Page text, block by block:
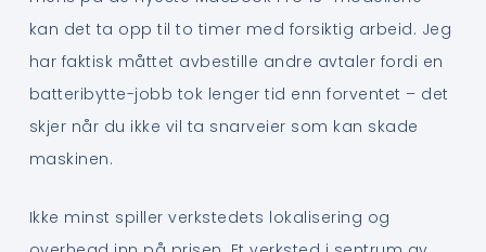
kan det ta opp til to timer med forsiktig arbeid. Jeg
har faktisk måttet avbestille andre avtaler fordi en
batteribytte-jobb tok lenger tid enn forventet – det
skjer når du ikke vil ta snarveier som kan skade
maskinen.
Ikke minst spiller verkstedets lokalisering og